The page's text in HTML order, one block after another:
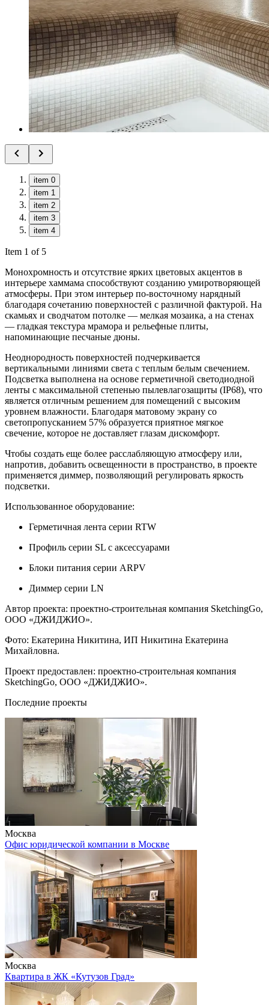
item 0
item 1
item 2
item 3
item 4
Item 1 of 5
Монохромность и отсутствие ярких цветовых акцентов в
интерьере хаммама способствуют созданию умиротворяющей
атмосферы. При этом интерьер по-восточному нарядный
благодаря сочетанию поверхностей с различной фактурой. На
скамьях и сводчатом потолке — мелкая мозаика, а на стенах
— гладкая текстура мрамора и рельефные плиты,
напоминающие песчаные дюны.
Неоднородность поверхностей подчеркивается
вертикальными линиями света с теплым белым свечением.
Подсветка выполнена на основе герметичной светодиодной
ленты с максимальной степенью пылевлагозащиты (IP68), что
является отличным решением для помещений с высоким
уровнем влажности. Благодаря матовому экрану со
светопропусканием 57% образуется приятное мягкое
свечение, которое не доставляет глазам дискомфорт.
Чтобы создать еще более расслабляющую атмосферу или,
напротив, добавить освещенности в пространство, в проекте
применяется диммер, позволяющий регулировать яркость
подсветки.
Использованное оборудование:
Герметичная лента серии RTW
Профиль серии SL с аксессуарами
Блоки питания серии ARPV
Диммер серии LN
Автор проекта: проектно-строительная компания SketchingGo,
ООО «ДЖИДЖИО».
Фото: Екатерина Никитина, ИП Никитина Екатерина
Михайловна.
Проект предоставлен: проектно-строительная компания
SketchingGo, ООО «ДЖИДЖИО».
Последние проекты
Москва
Офис юридической компании в Москве
Москва
Квартира в ЖК «Кутузов Град»